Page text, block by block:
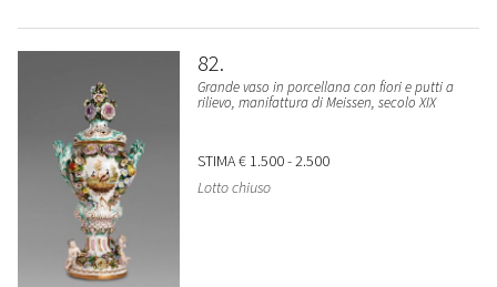
82
Grande vaso in porcellana con fiori e putti a
rilievo, manifattura di Meissen, secolo XIX
STIMA€ 1.500 - 2.500
Lotto chiuso